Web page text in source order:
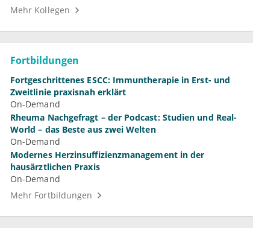
Mehr Kollegen
Fortbildungen
Fortgeschrittenes ESCC: Immuntherapie in Erst- und
Zweitlinie praxisnah erklärt
On-Demand
Rheuma Nachgefragt – der Podcast: Studien und Real-
World – das Beste aus zwei Welten
On-Demand
Modernes Herzinsuffizienzmanagement in der
hausärztlichen Praxis
On-Demand
Mehr Fortbildungen